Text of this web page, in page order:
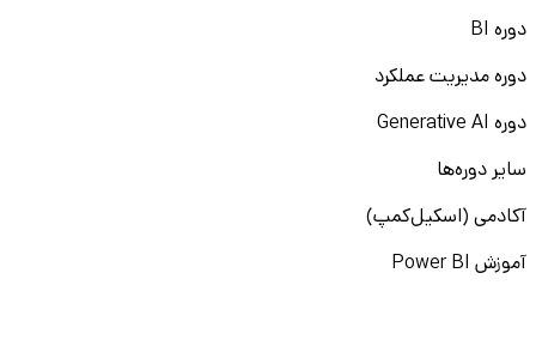
دوره BI
دوره مدیریت عملکرد
دوره Generative AI
سایر دوره‌ها
آکادمی (اسکیل‌کمپ)
آموزش Power BI